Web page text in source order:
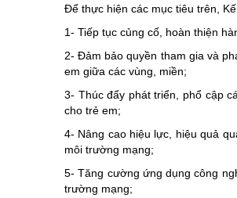
Để thực hiện các mục tiêu trên,
1- Tiếp tục củng cố, hoàn thiện
2- Đảm bảo quyền tham gia và
em giữa các vùng, miền;
3- Thúc đẩy phát triển, phổ cập
cho trẻ em;
4- Nâng cao hiệu lực, hiệu quả
môi trường mạng;
5- Tăng cường ứng dụng công
trường mạng;